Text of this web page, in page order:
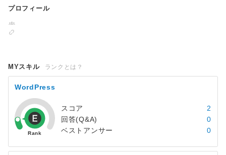
プロフィール
MYスキル ランクとは？
WordPress
スコア
2
回答(Q&A)
0
ベストアンサー
0